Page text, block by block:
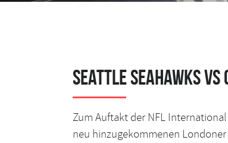
Seattle Seahawks vs
Zum Auftakt der NFL International
neu hinzugekommenen